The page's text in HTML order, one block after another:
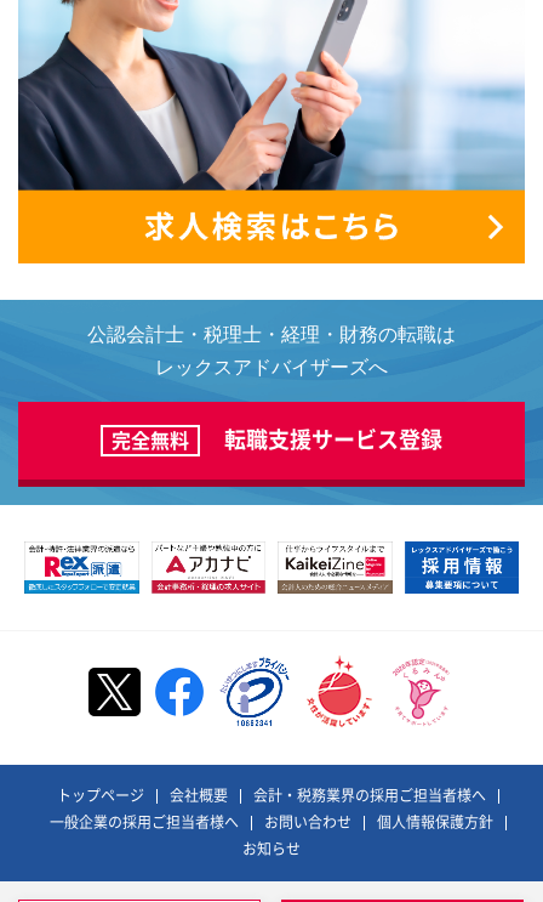
公認会計士・税理士・経理・財務の転職は
レックスアドバイザーズへ
完全無料 転職支援サービス登録
トップページ 会社概要
会計・税務業界の採用ご担当者様へ
一般企業の採用ご担当者様へ
お問い合わせ
個人情報保護方針
お知らせ